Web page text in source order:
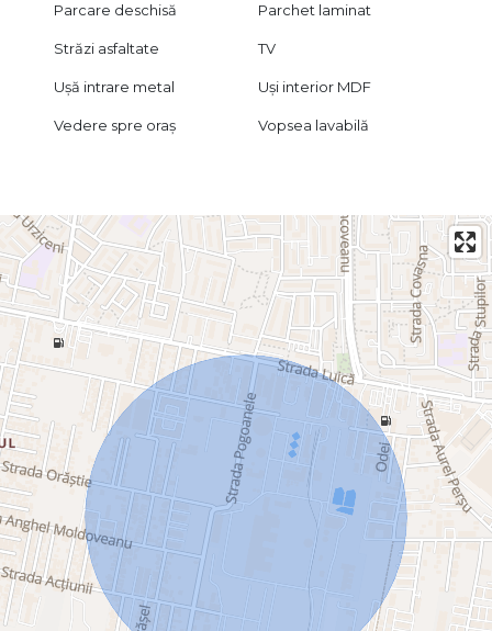
Parcare deschisă Parchet laminat
Străzi asfaltate TV
Ușă intrare metal Uși interior MDF
Vedere spre oraș Vopsea lavabilă